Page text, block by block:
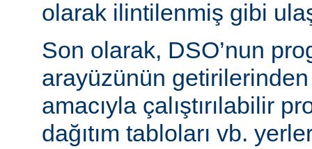
olarak ilintilenmiş gibi
Son olarak, DSO’nun
arayüzünün
amacıyla çalıştırılabilir
dağıtım tabloları vb.